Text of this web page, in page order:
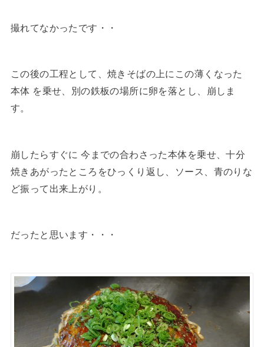
撮れてなかったです・・
この後の工程として、焼きそばの上にこの薄くなった
本体 を乗せ、別の鉄板の場所に卵を落とし、崩しま
す。
崩したらすぐに 今までの合わさった本体を乗せ、十分
焼きあがったところをひっくり返し、ソース、青のりな
ど振って出来上がり。
だったと思います・・・